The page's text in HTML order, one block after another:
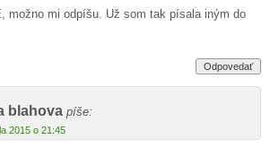
možno mi odpíšu. Už som tak písala iným do
Odpovedať
blahova píše:
2015 o 21:45